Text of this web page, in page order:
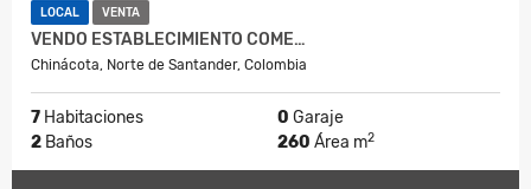
LOCAL VENTA
VENDO ESTABLECIMIENTO COME…
Chinácota, Norte de Santander, Colombia
7 Habitaciones 0 Garaje
2 Baños 260 Área m2